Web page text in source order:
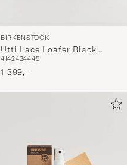
BIRKENSTOCK
Utti Lace Loafer Black
Suede
4142434445
1 399,-